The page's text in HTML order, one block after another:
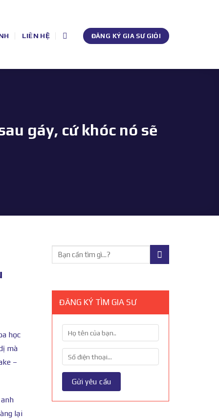
LIÊN HỆ ĐĂNG KÝ GIA SƯ GIỎI
gáy, cứ khóc nó sẽ
học
mà
–
lại
ĐĂNG KÝ TÌM GIA SƯ